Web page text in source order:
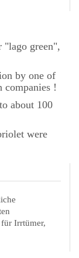
"lago green",
by one of
companies !
about 100
were
Irrtümer,